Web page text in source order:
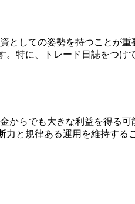
としての姿勢を持つことが
特に、トレード日誌をつ
からでも大きな利益を得る
と規律ある運用を維持する